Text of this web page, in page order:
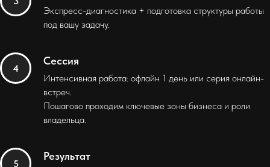
Экспресс-диагностика + подготовка структуры работы
под вашу задачу.
Сессия
Интенсивная работа: офлайн 1 день или серия онлайн-
встреч.
Пошагово проходим ключевые зоны бизнеса и роли
владельца.
Результат